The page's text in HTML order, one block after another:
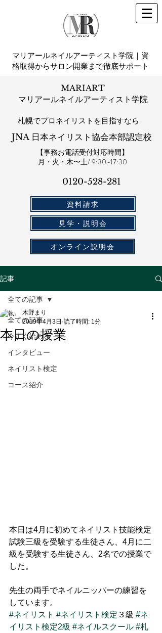
マリアールネイルアーティスト学院｜資
格取得からサロン開業まで徹底サポート
MARIART
マリアールネイルアーティスト学院
札幌​でプロネイリストを目指すなら
JNA 日本ネイリスト協会本部認定校
【事務お電話受付対応時間】
​月・火・木〜土/ 9:30~17:30
0120-528-281​
資料請求
見学・説明会
オンライン説明会
記事
全ての記事
今すぐ始める
インタビュー
ネイリスト検定
コース紹介
全ての記事
本日の授業
木野まり
2019年4月3日 読了時間: 1分
本日は4月に初めてネイリスト技能検定
試験三級を受験する生徒さん、4月に二
級を受験する生徒さん、2名での授業で
した。
先生の両手でネイルニッパーの練習を
しています。
#ネイリスト #ネイリスト検定 ３級 #ネ
イリスト検定2級 #ネイルスクール #札